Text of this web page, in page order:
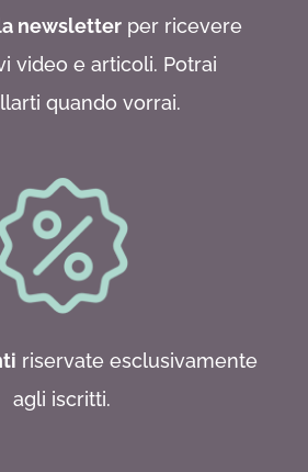
newsletterper ricevere
video e articoli. Potrai
quando vorrai.
riservate esclusivamente
agli iscritti.